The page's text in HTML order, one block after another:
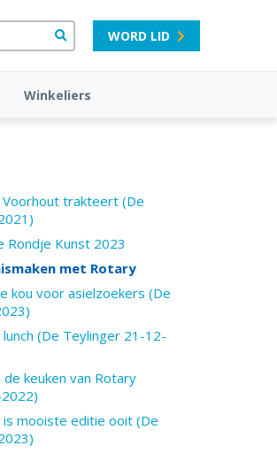
WORD LID
Winkeliers
Voorhout trakteert (De
Rondje Kunst 2023
met Rotary
kou voor asielzoekers (De
(De Teylinger 21-12-
keuken van Rotary
mooiste editie ooit (De